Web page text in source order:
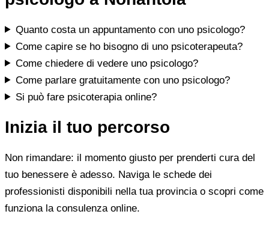
Quanto costa un appuntamento con uno psicologo?
Come capire se ho bisogno di uno psicoterapeuta?
Come chiedere di vedere uno psicologo?
Come parlare gratuitamente con uno psicologo?
Si può fare psicoterapia online?
Inizia il tuo percorso
Non rimandare: il momento giusto per prenderti cura del
tuo benessere è adesso. Naviga le schede dei
professionisti disponibili nella tua provincia o scopri come
funziona la consulenza online.